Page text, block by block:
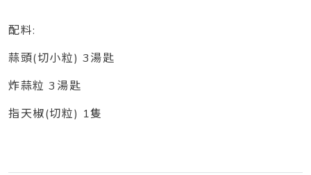
配料:
蒜頭(切小粒) 3湯匙
炸蒜粒 3湯匙
指天椒(切粒) 1隻